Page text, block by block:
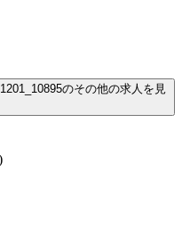
のその他の求人を見